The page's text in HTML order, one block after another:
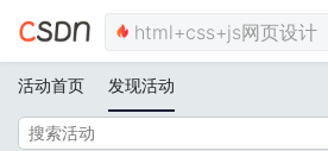
活动首页 发现活动